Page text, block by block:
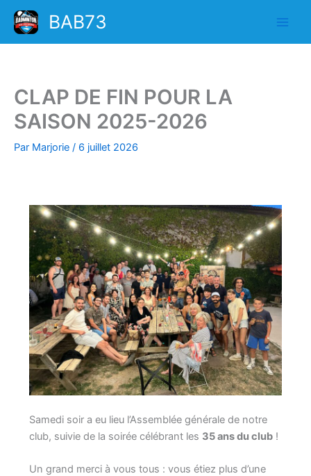
Aller
contenu
BAB73
CLAP DE FIN POUR LA
SAISON 2025-2026
Par Marjorie / 6 juillet 2026
Samedi soir a eu lieu l’Assemblée générale de notre
club, suivie de la soirée célébrant les 35 ans du club!
Un grand merci à vous tous : vous étiez plus d’une